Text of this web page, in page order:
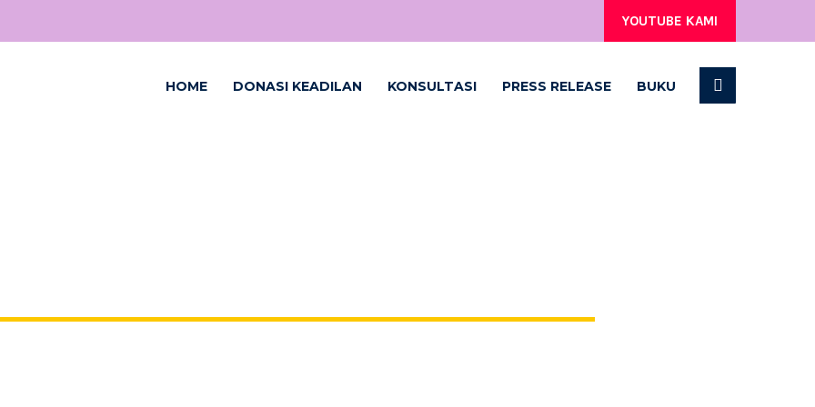
YOUTUBE KAMI
HOME DONASI KEADILAN KONSULTASI PRESS RELEASE BUKU